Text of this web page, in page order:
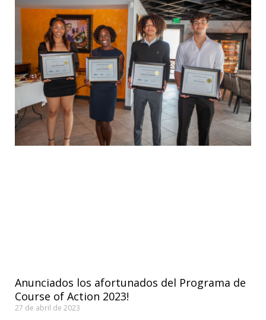
Anunciados los afortunados del Programa de
Course of Action 2023!
27 de abril de 2023